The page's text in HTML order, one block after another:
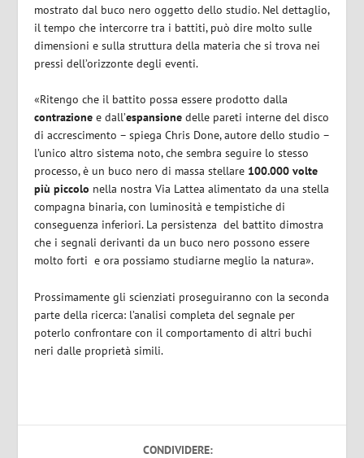
mostrato dal buco nero oggetto dello studio. Nel dettaglio,
il tempo che intercorre tra i battiti, può dire molto sulle
dimensioni e sulla struttura della materia che si trova nei
pressi dell’orizzonte degli eventi.
«Ritengo che il battito possa essere prodotto dalla
contrazione e dall’espansione delle pareti interne del disco
di accrescimento – spiega Chris Done, autore dello studio –
l’unico altro sistema noto, che sembra seguire lo stesso
processo, è un buco nero di massa stellare 100.000 volte
più piccolo nella nostra Via Lattea alimentato da una stella
compagna binaria, con luminosità e tempistiche di
conseguenza inferiori. La persistenza del battito dimostra
che i segnali derivanti da un buco nero possono essere
molto forti e ora possiamo studiarne meglio la natura».
Prossimamente gli scienziati proseguiranno con la seconda
parte della ricerca: l’analisi completa del segnale per
poterlo confrontare con il comportamento di altri buchi
neri dalle proprietà simili.
CONDIVIDERE: